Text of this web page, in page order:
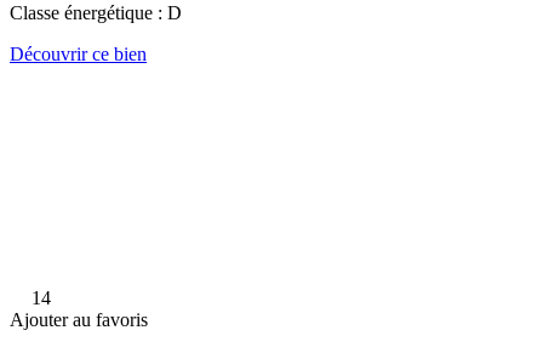
Classe énergétique : D
Découvrir ce bien
14
Ajouter au favoris